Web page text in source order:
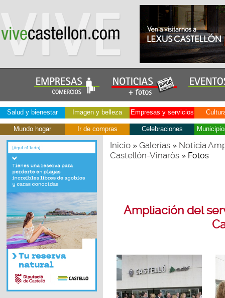
Salud y bienestar Imagen y belleza Empresas y servicios
Mundo hogar Ir de compras Celebraciones
Inicio» Galerías» Noticia
Castellón-Vinaròs» Fotos
Ampliación del